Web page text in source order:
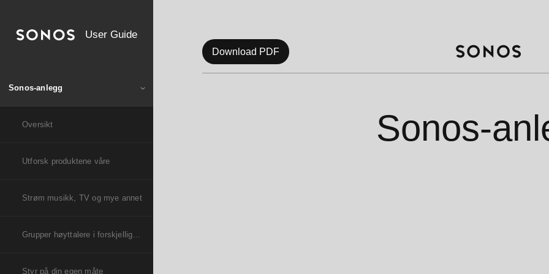
User Guide
Sonos-anlegg
Oversikt
Utforsk produktene våre
Strøm musikk, TV og mye annet
Grupper høyttalere i forskjellige rom
Styr på din egen måte
Download PDF
Sonos-